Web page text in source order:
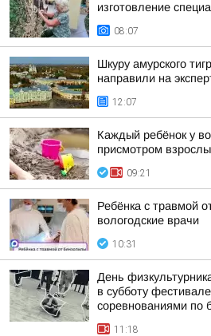
изготовление
08:07
Шкуру амурского
направили на
12:07
Каждый ребёнок у
присмотром
09:21
Ребёнка с травмой
вологодские врачи
10:31
День
в субботу
соревнованиями по
11:18